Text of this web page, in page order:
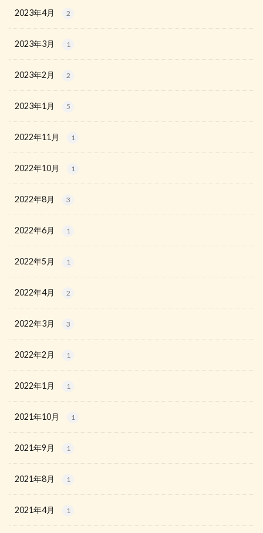
2023年4月 2
2023年3月 1
2023年2月 2
2023年1月 5
2022年11月 1
2022年10月 1
2022年8月 3
2022年6月 1
2022年5月 1
2022年4月 2
2022年3月 3
2022年2月 1
2022年1月 1
2021年10月 1
2021年9月 1
2021年8月 1
2021年4月 1